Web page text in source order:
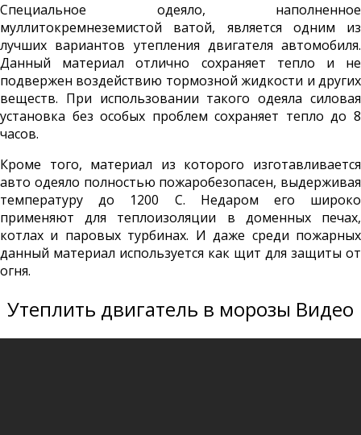
Специальное одеяло, наполненное
муллитокремнеземистой ватой, является одним из
лучших вариантов утепления двигателя автомобиля.
Данный материал отлично сохраняет тепло и не
подвержен воздействию тормозной жидкости и других
веществ. При использовании такого одеяла силовая
установка без особых проблем сохраняет тепло до 8
часов.
Кроме того, материал из которого изготавливается
авто одеяло полностью пожаробезопасен, выдерживая
температуру до 1200 С. Недаром его широко
применяют для теплоизоляции в доменных печах,
котлах и паровых турбинах. И даже среди пожарных
данный материал используется как щит для защиты от
огня.
Утеплить двигатель в морозы Видео